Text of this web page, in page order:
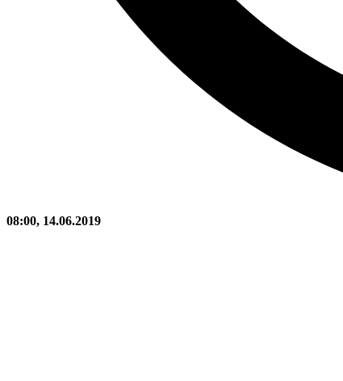
08:00, 14.06.2019